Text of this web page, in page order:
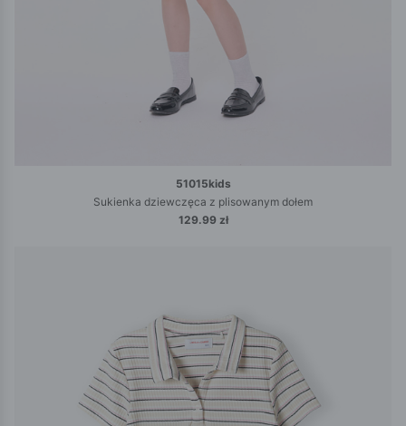
51015kids
Sukienka dziewczęca z plisowanym dołem
129.99 zł